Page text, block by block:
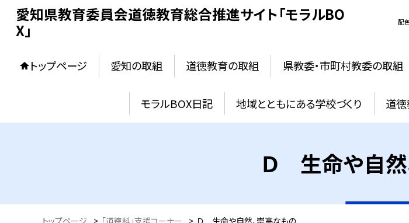
愛知県教育委員会道徳教育総合推進サイト「モラルBO
X」
配
トップページ 愛知の取組 道徳教育の取組 県教委・市町村教委の取組
モラルBOX日記 地域とともにある学校づくり 道
Ｄ 生命や自然